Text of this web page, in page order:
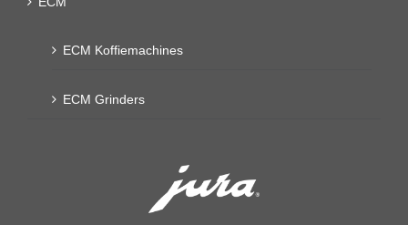
ECM Koffiemachines
ECM Grinders